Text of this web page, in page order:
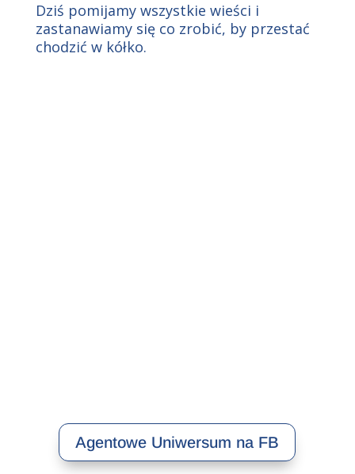
Dziś pomijamy wszystkie wieści i
zastanawiamy się co zrobić, by przestać
chodzić w kółko.
Agentowe Uniwersum na FB